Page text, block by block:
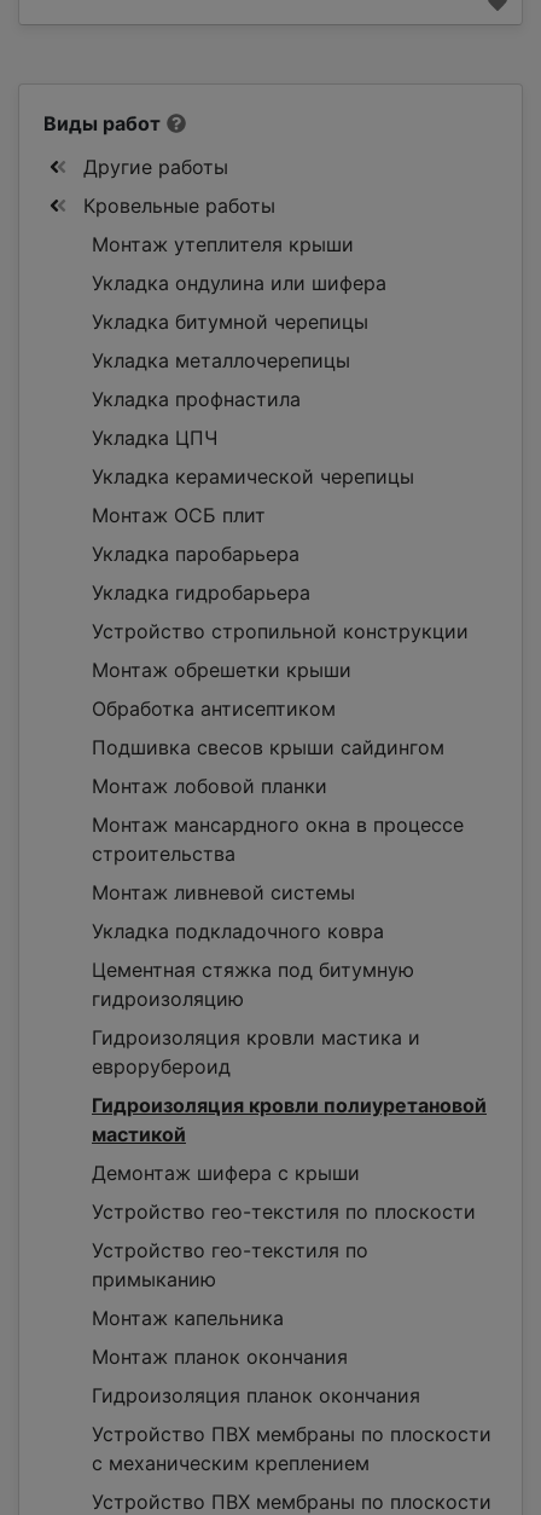
Виды работ
Другие работы
Кровельные работы
Монтаж утеплителя крыши
Укладка ондулина или шифера
Укладка битумной черепицы
Укладка металлочерепицы
Укладка профнастила
Укладка ЦПЧ
Укладка керамической черепицы
Монтаж ОСБ плит
Укладка паробарьера
Укладка гидробарьера
Устройство стропильной конструкции
Монтаж обрешетки крыши
Обработка антисептиком
Подшивка свесов крыши сайдингом
Монтаж лобовой планки
Монтаж мансардного окна в процессе
строительства
Монтаж ливневой системы
Укладка подкладочного ковра
Цементная стяжка под битумную
гидроизоляцию
Гидроизоляция кровли мастика и
еврорубероид
Гидроизоляция кровли полиуретановой
мастикой
Демонтаж шифера с крыши
Устройство гео-текстиля по плоскости
Устройство гео-текстиля по
примыканию
Монтаж капельника
Монтаж планок окончания
Гидроизоляция планок окончания
Устройство ПВХ мембраны по плоскости
с механическим креплением
Устройство ПВХ мембраны по плоскости